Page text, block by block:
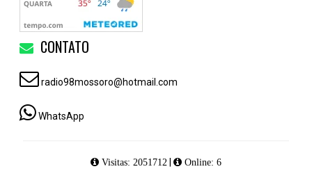
CONTATO
radio98mossoro@hotmail.com
WhatsApp
Visitas: 2051712 Online: 6